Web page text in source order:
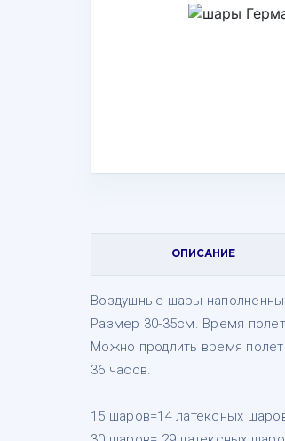
ОПИСАНИЕ
Воздушные шары
Размер 30-35см. Время
Можно продлить время
36 часов.
15 шаров=14 латексных